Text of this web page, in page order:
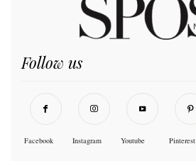
Follow us
Facebook Instagram Youtube Pinterest